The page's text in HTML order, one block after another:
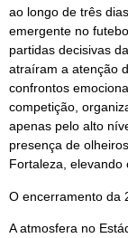
ao longo de três
emergente no
partidas decisivas
atraíram a atenção
confrontos
competição,
apenas pelo alto
presença de
Fortaleza, elevando
O encerramento da
A atmosfera no